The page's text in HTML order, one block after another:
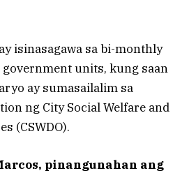
isinasagawa sa bi-monthly
government units, kung saan
ay sumasailalim sa
ng City Social Welfare and
(CSWDO).
pinangunahan ang